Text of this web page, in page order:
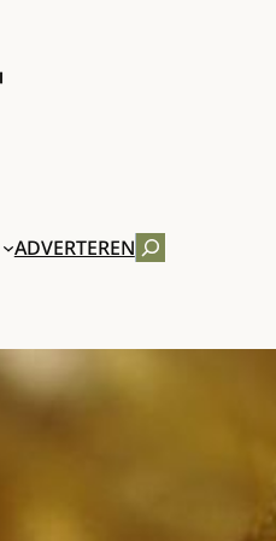
ADVERTERENZOEKEN